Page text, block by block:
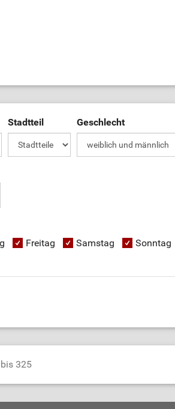
Stadtteil Geschlecht
Freitag Samstag Sonntag
325